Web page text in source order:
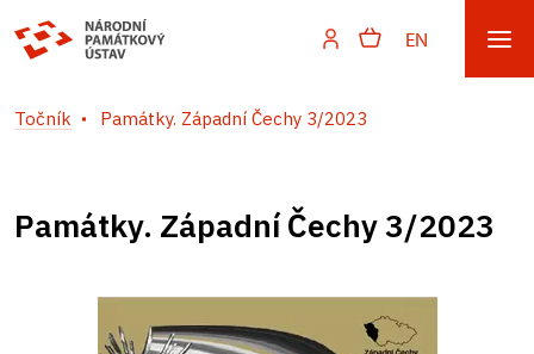
EN
Točník Památky. Západní Čechy 3/2023
Památky. Západní Čechy 3/2023